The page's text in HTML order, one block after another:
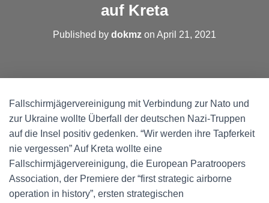
auf Kreta
Published by dokmz on April 21, 2021
Fallschirmjägervereinigung mit Verbindung zur Nato und
zur Ukraine wollte Überfall der deutschen Nazi-Truppen
auf die Insel positiv gedenken. “Wir werden ihre Tapferkeit
nie vergessen” Auf Kreta wollte eine
Fallschirmjägervereinigung, die European Paratroopers
Association, der Premiere der “first strategic airborne
operation in history”, ersten strategischen